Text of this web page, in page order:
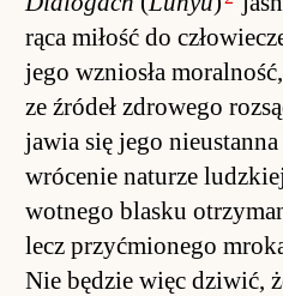
rąca mi­łość do
jego wznio­sła
ze źródeł zdro­wego
ja­wia się jego
wrócenie na­tu­rze
wot­nego blasku
lecz przy­ćmio­nego
Nie będzie więc dzi­wić,